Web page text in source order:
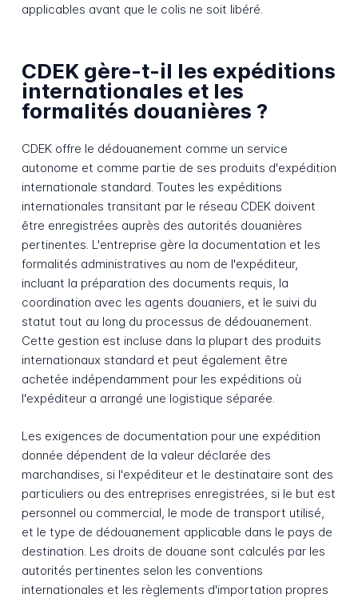
applicables avant que le colis ne soit libéré.
CDEK gère-t-il les expéditions
internationales et les
formalités douanières ?
CDEK offre le dédouanement comme un service
autonome et comme partie de ses produits d'expédition
internationale standard. Toutes les expéditions
internationales transitant par le réseau CDEK doivent
être enregistrées auprès des autorités douanières
pertinentes. L'entreprise gère la documentation et les
formalités administratives au nom de l'expéditeur,
incluant la préparation des documents requis, la
coordination avec les agents douaniers, et le suivi du
statut tout au long du processus de dédouanement.
Cette gestion est incluse dans la plupart des produits
internationaux standard et peut également être
achetée indépendamment pour les expéditions où
l'expéditeur a arrangé une logistique séparée.
Les exigences de documentation pour une expédition
donnée dépendent de la valeur déclarée des
marchandises, si l'expéditeur et le destinataire sont des
particuliers ou des entreprises enregistrées, si le but est
personnel ou commercial, le mode de transport utilisé,
et le type de dédouanement applicable dans le pays de
destination. Les droits de douane sont calculés par les
autorités pertinentes selon les conventions
internationales et les règlements d'importation propres